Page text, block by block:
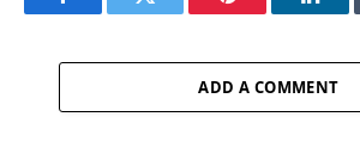
FacebookTwitter Pinterest
ADD A COMMENT